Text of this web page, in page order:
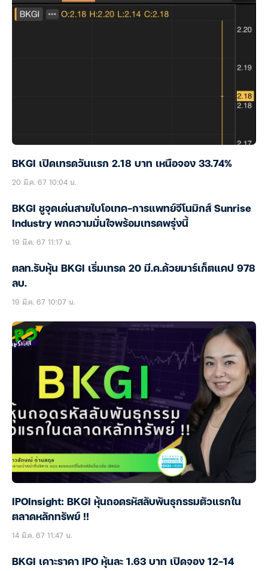
BKGI เปิดเทรดวันแรก 2.18 บาท เหนือจอง 33.74%
20 มี.ค. 67 10:04 น.
BKGI ชูจุดเด่นสายไบโอเทค-การแพทย์จีโนมิกส์ Sunrise
Industry พกความมั่นใจพร้อมเทรดพรุ่งนี้
19 มี.ค. 67 11:17 น.
ตลท.รับหุ้น BKGI เริ่มเทรด 20 มี.ค.ด้วยมาร์เก็ตแคป 978
ลบ.
19 มี.ค. 67 10:07 น.
IPOInsight: BKGI หุ้นถอดรหัสลับพันธุกรรมตัวแรกใน
ตลาดหลักทรัพย์ !!
14 มี.ค. 67 11:47 น.
BKGI เคาะราคา IPO หุ้นละ 1.63 บาท เปิดจอง 12-14